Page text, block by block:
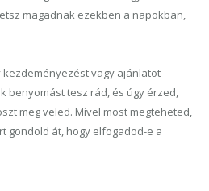
magadnak ezekben a napokban,
vagy ajánlatot
benyomást tesz rád, és úgy érzed,
meg veled. Mivel most megteheted,
gondold át, hogy elfogadod-e a